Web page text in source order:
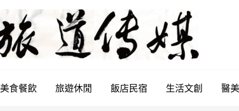
美食餐飲 旅遊休閒 飯店民宿 生活文創 醫